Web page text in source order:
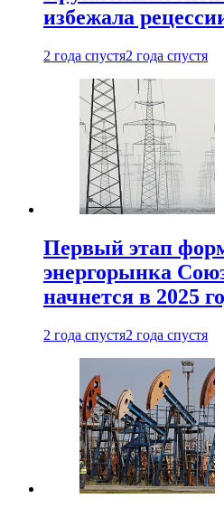
избежала
2 года спустя2 года спустя
Первый этап
энергорынка
начнется в 2025
2 года спустя2 года спустя